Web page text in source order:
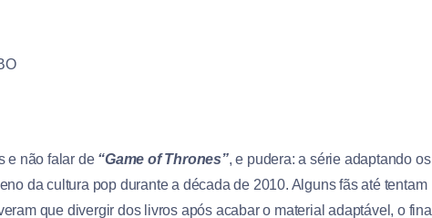
e não falar de “Game of Thrones”, e pudera: a série adaptando os
da cultura pop durante a década de 2010. Alguns fãs até tentam
que divergir dos livros após acabar o material adaptável, o final